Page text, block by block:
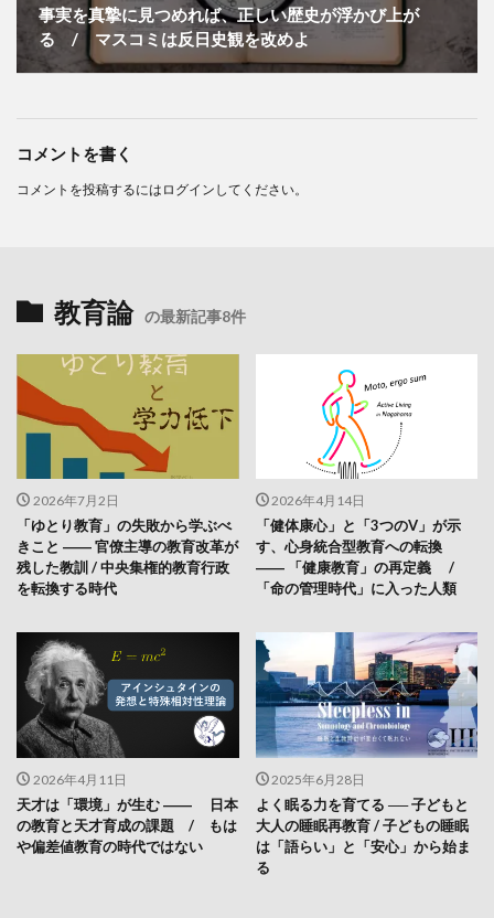
事実を真摯に見つめれば、正しい歴史が浮かび上が
る / マスコミは反日史観を改めよ
コメントを書く
コメントを投稿するには ログイン してください。
教育論 の最新記事8件
2026年7月2日
「ゆとり教育」の失敗から学ぶべ
きこと ―― 官僚主導の教育改革が
残した教訓 / 中央集権的教育行政
を転換する時代
2026年4月14日
「健体康心」と「3つのV」が示
す、心身統合型教育への転換
―― 「健康教育」の再定義 /
「命の管理時代」に入った人類
2026年4月11日
天才は「環境」が生む ―― 日本
の教育と天才育成の課題 / もは
や偏差値教育の時代ではない
2025年6月28日
よく眠る力を育てる ── 子どもと
大人の睡眠再教育 / 子どもの睡眠
は「語らい」と「安心」から始ま
る